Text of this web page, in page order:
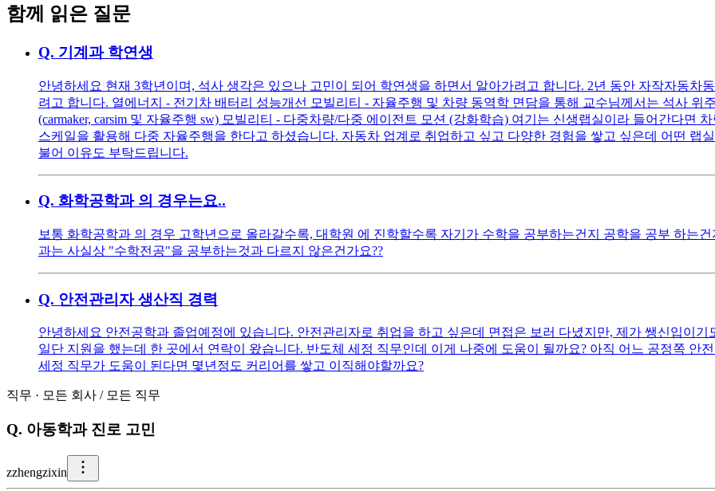
함께 읽은 질문
Q. 기계과 학연생
안녕하세요 현재 3학년이며, 석사 생각은 있으나 고민이 되어 학연생을 하면서 알아가려고 합니다. 2년 동안 자작자동차
려고 합니다. 열에너지 - 전기차 배터리 성능개선 모빌리티 - 자율주행 및 차량 동역학 면담을 통해 교수님께서는 석사 위
(carmaker, carsim 및 자율주행 sw) 모빌리티 - 다중차량/다중 에이전트 모션 (강화학습) 여기는 신생랩실이라 들어간다면
스케일을 활용해 다중 자율주행을 한다고 하셨습니다. 자동차 업계로 취업하고 싶고 다양한 경험을 쌓고 싶은데 어떤 랩
불어 이유도 부탁드립니다.
Q. 화학공학과 의 경우는요..
보통 화학공학과 의 경우 고학년으로 올라갈수록, 대학원 에 진학할수록 자기가 수학을 공부하는건지 공학을 공부 하는
과는 사실상 "수학전공"을 공부하는것과 다르지 않은건가요??
Q. 안전관리자 생산직 경력
안녕하세요 안전공학과 졸업예정에 있습니다. 안전관리자로 취업을 하고 싶은데 면접은 보러 다녔지만, 제가 쌩신입이
일단 지원을 했는데 한 곳에서 연락이 왔습니다. 반도체 세정 직무인데 이게 나중에 도움이 될까요? 아직 어느 공정쪽 안
세정 직무가 도움이 된다면 몇년정도 커리어를 쌓고 이직해야할까요?
직무 · 모든 회사 / 모든 직무
Q. 아동학과 진로 고민
zzhengzixin